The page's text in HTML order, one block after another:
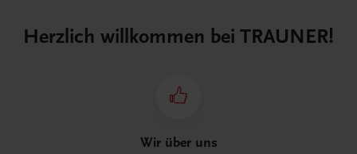
Herzlich willkommen bei TRAUNER!
Wir über uns